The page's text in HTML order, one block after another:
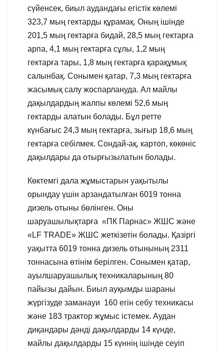
сүйенсек, биыл аудандағы егістік көлемі
323,7 мың гектарды құрамақ. Оның ішінде
201,5 мың гектарға бидай, 28,5 мың гектарға
арпа, 4,1 мың гектарға сұлы, 1,2 мың
гектарға тары, 1,8 мың гектарға қарақұмық
салынбақ. Сонымен қатар, 7,3 мың гектарға
жасымық салу жоспарлануда. Ал майлы
дақылдардың жалпы көлемі 52,6 мың
гектарды алатын болады. Бұл ретте
күнбағыс 24,3 мың гектарға, зығыр 18,6 мың
гектарға себілмек. Сондай-ақ, картоп, көкөніс
дақылдары да отырғызылатын болады.
Көктемгі дала жұмыстарын уақытылы
орындау үшін арзандатылған 6019 тонна
дизель отыны бөлінген. Оны
шаруашылықтарға «ПК Парнас» ЖШС және
«LF TRADE» ЖШС жеткізетін болады. Қазіргі
уақытта 6019 тонна дизель отынының 2311
тоннасына өтінім берілген. Сонымен қатар,
ауылшаруашылық техникаларының 80
пайызы дайын. Биыл ауқымды шараны
жүргізуде заманауи 160 егін себу техникасы
және 183 трактор жұмыс істемек. Аудан
диқандары дәнді дақылдарды 14 күнде,
майлы дақылдарды 15 күннің ішінде сеуіп